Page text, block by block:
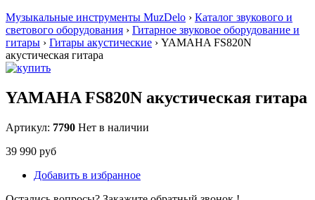
Музыкальные инструменты MuzDelo › Каталог звукового и
светового оборудования › Гитарное звуковое оборудование и
гитары › Гитары акустические › YAMAHA FS820N
акустическая гитара
YAMAHA FS820N акустическая гитара
Артикул: 7790 Нет в наличии
39 990 руб
Добавить в избранное